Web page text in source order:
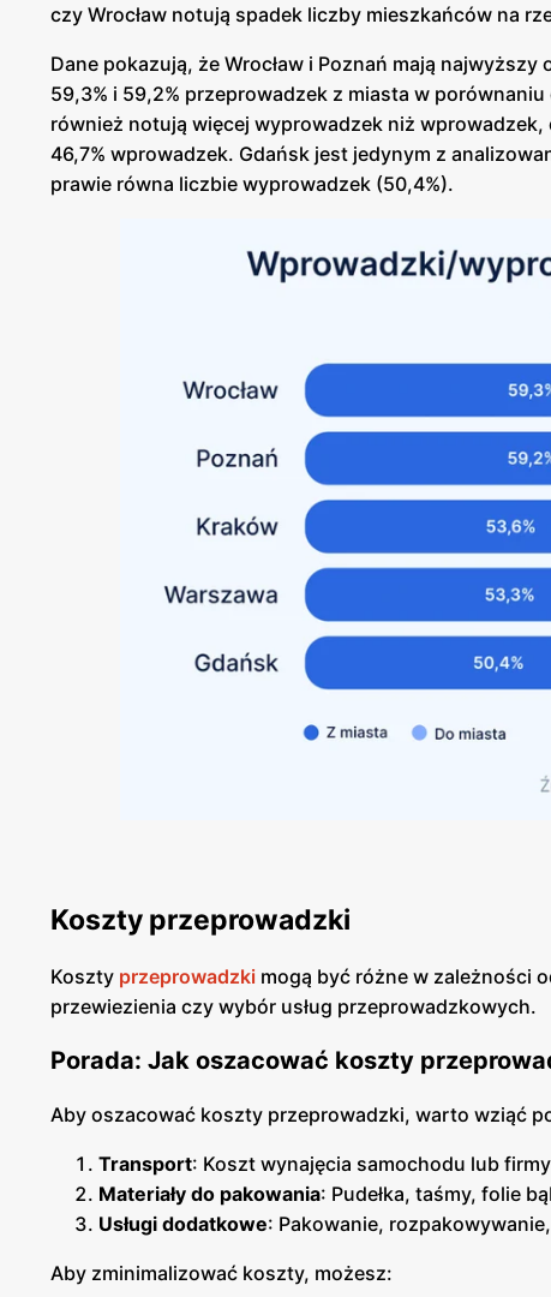
czy Wrocław notują spadek liczby mieszkańców na
Dane pokazują, że Wrocław i Poznań mają
59,3% i 59,2% przeprowadzek z miasta w
również notują więcej wyprowadzek niż
46,7% wprowadzek. Gdańsk jest jedynym z
prawie równa liczbie wyprowadzek (50,4%).
Koszty przeprowadzki
Koszty przeprowadzki mogą być różne w zależności
przewiezienia czy wybór usług przeprowadzkowych.
Porada: Jak oszacować koszty
Aby oszacować koszty przeprowadzki, warto wziąć
Transport: Koszt wynajęcia samochodu lub
Materiały do pakowania: Pudełka, taśmy, folie
Usługi dodatkowe: Pakowanie,
Aby zminimalizować koszty, możesz: